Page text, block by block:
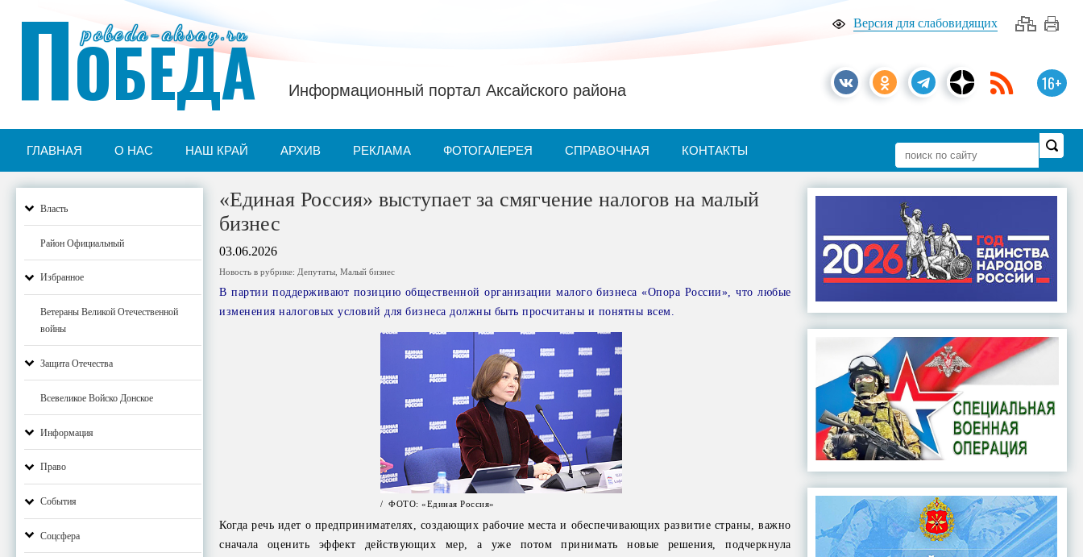
Версия для слабовидящих
16+
pobeda-aksay.ru
ПОБЕДА Информационный портал Аксайского района
ГЛАВНАЯ О НАС НАШ КРАЙ АРХИВ РЕКЛАМА ФОТОГАЛЕРЕЯ СПРАВОЧНАЯ КОНТАКТЫ
Власть
Район Официальный
Избранное
Ветераны Великой Отечественной
войны
Защита Отечества
Всевеликое Войско Донское
Информация
Право
События
Соцсфера
«Единая Россия» выступает за смягчение налогов на малый
бизнес
03.06.2026
Новость в рубрике: Депутаты ,Малый бизнес
В партии поддерживают позицию общественной организации малого бизнеса «Опора России», что любые
изменения налоговых условий для бизнеса должны быть просчитаны и понятны всем.
/ ФОТО: «Единая Россия»
Когда речь идет о предпринимателях, создающих рабочие места и обеспечивающих развитие страны, важно
сначала оценить эффект действующих мер, а уже потом принимать новые решения, подчеркнула